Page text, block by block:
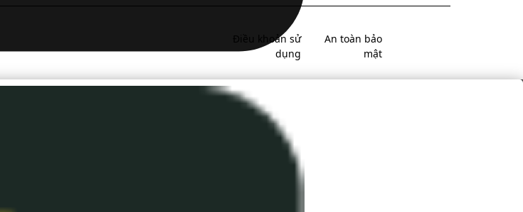
Điều khoản sử
dụng
An toàn bảo
mật